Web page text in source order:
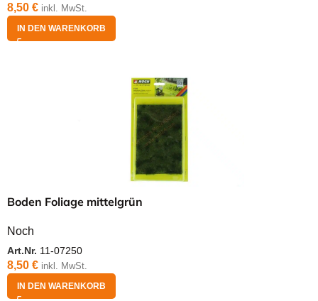
8,50 € inkl. MwSt.
IN DEN WARENKORB
Boden Foliage mittelgrün
Noch
Art.Nr. 11-07250
8,50 € inkl. MwSt.
IN DEN WARENKORB